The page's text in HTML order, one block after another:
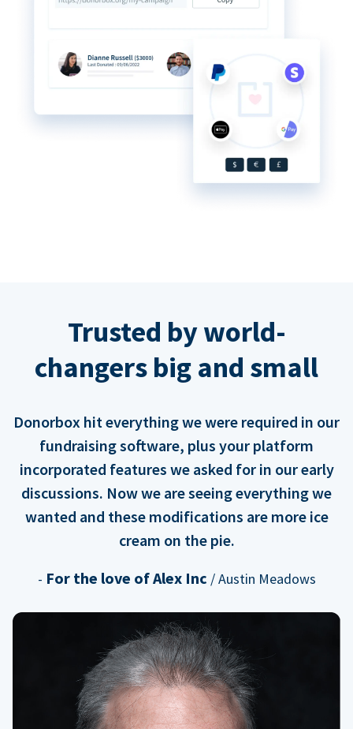
Trusted by world-
changers big and small
Donorbox hit everything we were required in our
fundraising software, plus your platform
incorporated features we asked for in our early
discussions. Now we are seeing everything we
wanted and these modifications are more ice
cream on the pie.
- For the love of Alex Inc / Austin Meadows